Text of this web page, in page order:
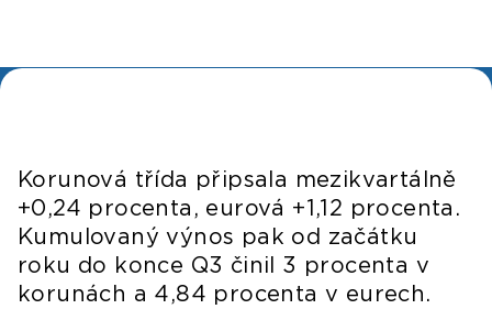
Korunová třída připsala mezikvartálně
+0,24 procenta, eurová +1,12 procenta.
Kumulovaný výnos pak od začátku
roku do konce Q3 činil 3 procenta v
korunách a 4,84 procenta v eurech.